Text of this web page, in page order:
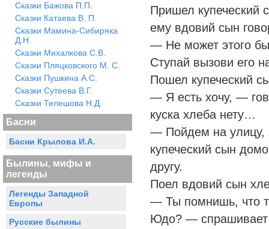
Сказки Бажова П.П.
Сказки Катаева В. П.
Сказки Мамина-Сибиряка
Д.Н.
Сказки Михалкова С.В.
Сказки Пляцковского М. С.
Сказки Пушкина А.С.
Сказки Сутеева В.Г.
Сказки Телешова Н.Д.
Басни
Басни Крылова И.А.
Былины, мифы и
легенды
Легенды Западной
Европы
Русские былины
Пришел купеческий
ему вдовий сын
— Не может этого
Ступай вызови его
Пошел купеческий
— Я есть хочу, —
куска хлеба нету…
— Пойдем на улицу,
купеческий сын
другу.
Поел вдовий сын
— Ты помнишь, что
Юдо? — спрашивает